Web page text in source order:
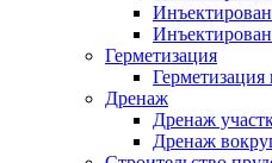
Герметизация
Герметизация
Дренаж
Дренаж
Дренаж